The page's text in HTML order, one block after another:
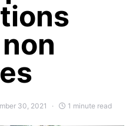
30, 2021 1 minute read